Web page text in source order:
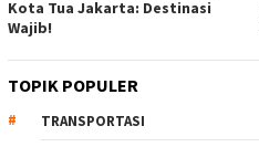
Kota Tua Jakarta: Destinasi
Wajib!
TOPIK POPULER
TRANSPORTASI